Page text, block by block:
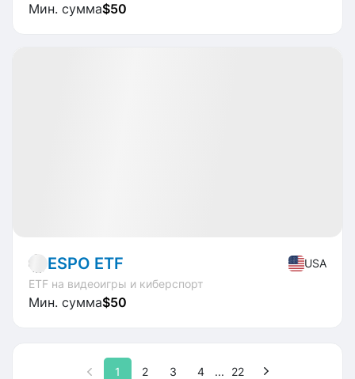
Мин. сумма$50
ESPO ETF
USA
ETF на видеоигры и киберспорт
Мин. сумма$50
1 2 3 4 ... 22